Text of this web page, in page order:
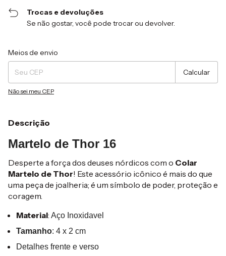
Trocas e devoluções
Se não gostar, você pode trocar ou devolver.
Entregas para o CEP:
Meios de envio
Calcular
Não sei meu CEP
Descrição
Martelo de Thor 16
Desperte a força dos deuses nórdicos com o Colar
Martelo de Thor! Este acessório icônico é mais do que
uma peça de joalheria; é um símbolo de poder, proteção e
coragem.
Material: Aço Inoxidavel
Tamanho: 4 x 2 cm
Detalhes frente e verso